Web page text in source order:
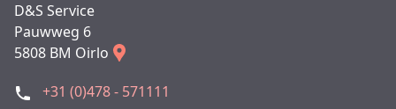
D&S Service
Pauwweg 6
5808 BM Oirlo
+31 (0)478 - 571111